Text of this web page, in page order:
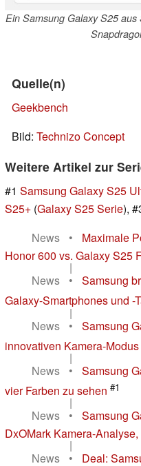
Ein Samsung Galaxy S25
Quelle(n)
Geekbench
Bild: Technizo Concept
Weitere Artikel zur
#1 Samsung Galaxy S25
S25+ (Galaxy S25 Serie),
News
•
Maximale
Honor 600 vs. Galaxy S25
|
News
•
Samsung
Galaxy-Smartphones und -
|
News
•
Samsung
innovativen Kamera-
|
News
•
Samsung
vier Farben zu sehen #1
|
News
•
Samsung
DxOMark Kamera-
|
News
• Deal: